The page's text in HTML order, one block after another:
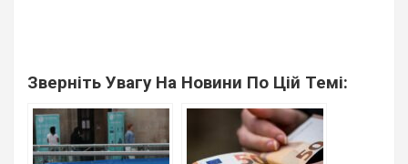
Зверніть Увагу На Новини По Цій Темі: